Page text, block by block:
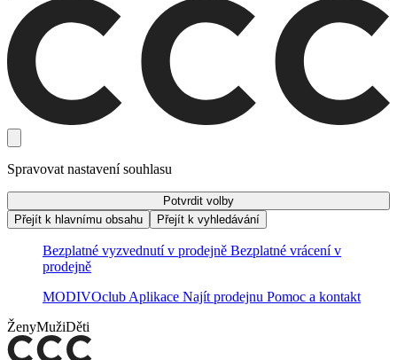
Spravovat nastavení souhlasu
Potvrdit volby
Přejít k hlavnímu obsahu
Přejít k vyhledávání
Bezplatné vyzvednutí v prodejně Bezplatné vrácení v
prodejně
MODIVOclub Aplikace Najít prodejnu Pomoc a kontakt
ŽenyMužiDěti